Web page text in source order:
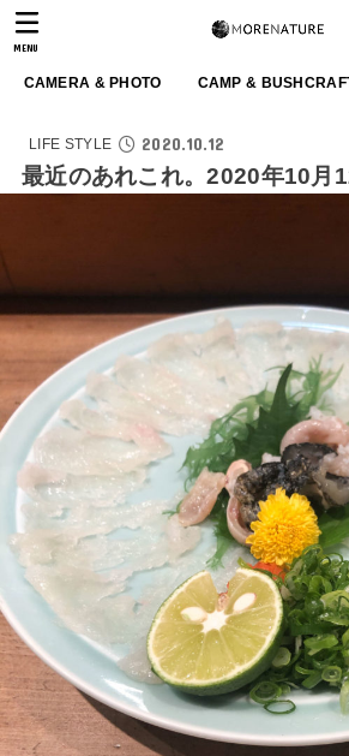
CAMERA & PHOTO CAMP &
MENU
LIFE STYLE 2020.10.12
最近のあれこれ。2020年10月